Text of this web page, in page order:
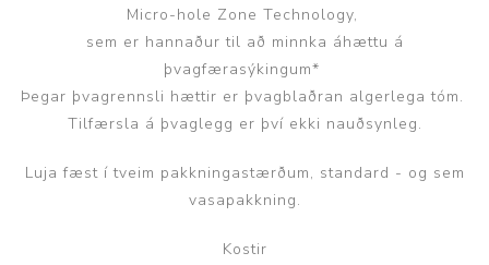
Micro-hole Zone Technology,
sem er hannaður til að minnka áhættu á
þvagfærasýkingum*
Þegar þvagrennsli hættir er þvagblaðran algerlega tóm.
Tilfærsla á þvaglegg er því ekki nauðsynleg.
Luja fæst í tveim pakkningastærðum, standard - og sem
vasapakkning.
Kostir